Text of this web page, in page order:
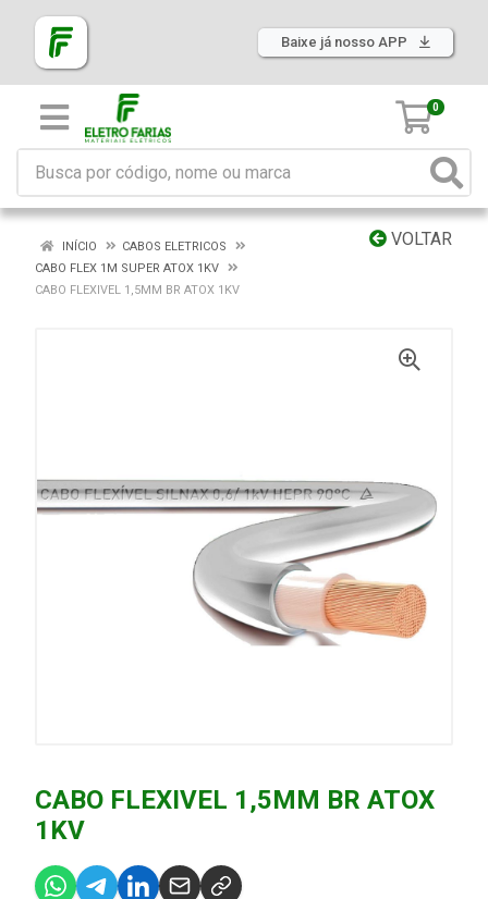
Baixe já nosso APP
0
VOLTAR
INÍCIO
CABOS ELETRICOS
CABO FLEX 1M SUPER ATOX 1KV
CABO FLEXIVEL 1,5MM BR ATOX 1KV
CABO FLEXIVEL 1,5MM BR ATOX
1KV